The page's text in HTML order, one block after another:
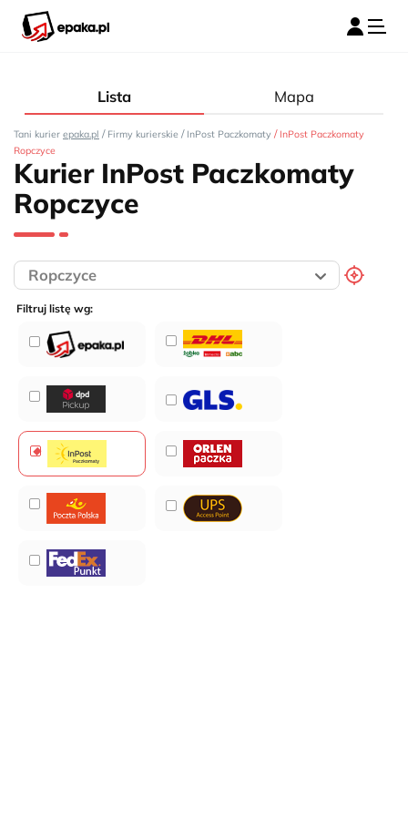
Lista Mapa
Tani kurier epaka.pl / Firmy kurierskie / InPost Paczkomaty / InPost Paczkomaty
Ropczyce
Kurier InPost Paczkomaty
Ropczyce
Filtruj listę wg: